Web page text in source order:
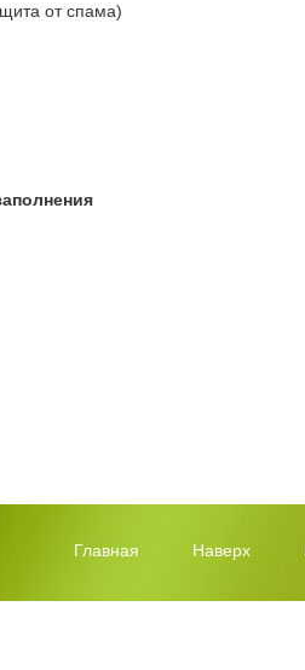
от спама)
Главная Наверх